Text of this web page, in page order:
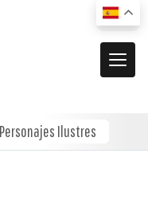
Personajes Ilustres